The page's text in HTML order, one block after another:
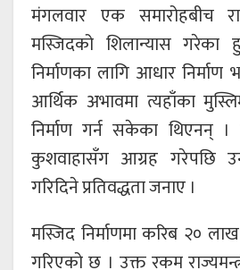
मंगलवार एक समारोहबीच
मस्जिदको शिलान्यास गरेका
निर्माणका लागि आधार
आर्थिक अभावमा त्यहाँका
निर्माण गर्न सकेका थिएनन् ।
कुशवाहासँग आग्रह गरेपछि
गरिदिने प्रतिवद्धता जनाए ।
मस्जिद निर्माणमा करिब २०
गरिएको छ । उक्त रकम